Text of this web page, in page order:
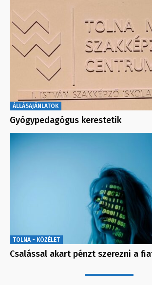
ÁLLÁSAJÁNLATOK
Gyógypedagógus kerestetik
TOLNA - KÖZÉLET
Csalással akart pénzt szerezni a